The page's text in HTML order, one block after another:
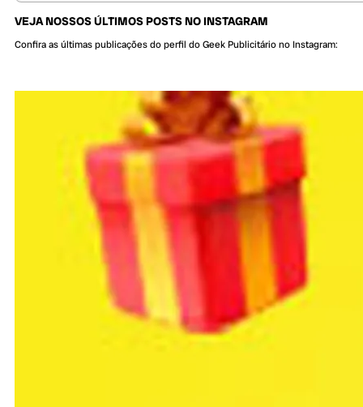
VEJA NOSSOS ÚLTIMOS POSTS NO INSTAGRAM
Confira as últimas publicações do perfil do Geek Publicitário no Instagram: